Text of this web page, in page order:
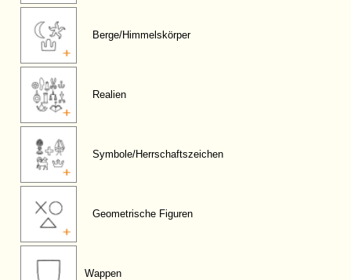
Berge/Himmelskörper
Realien
Symbole/Herrschaftszeichen
Geometrische Figuren
Wappen